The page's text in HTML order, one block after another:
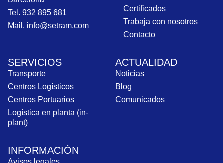
Tel. 932 895 681
Mail. info@setram.com
Certificados
Trabaja con nosotros
Contacto
SERVICIOS
Transporte
Centros Logísticos
Centros Portuarios
Logística en planta (in-
plant)
ACTUALIDAD
Noticias
Blog
Comunicados
INFORMACIÓN